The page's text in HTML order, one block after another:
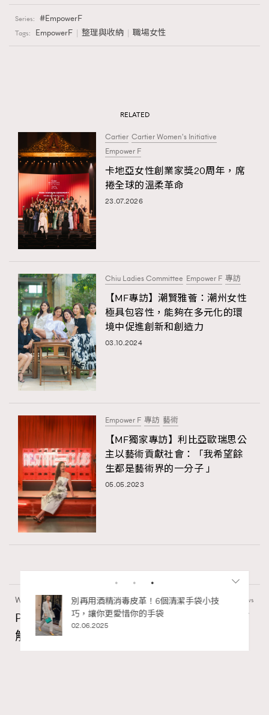
Series: EmpowerF
Tags: EmpowerF 整理與收納 職場女性
RELATED
Cartier Cartier Women's Initiative
Empower F
卡地亞女性創業家獎20周年，席
捲全球的溫柔革命
23.07.2026
Chiu Ladies Committee Empower F 專訪
【MF專訪】潮賢雅薈：潮州女性
極具包容性，能夠在多元化的環
境中促進創新和創造力
03.10.2024
Empower F 專訪 藝術
【MF獨家專訪】利比亞歐瑞思公
主以藝術貢獻社會：「我希望餘
生都是藝術界的一分子 」
05.05.2023
Wellness 22.06k views
PDRN功效是什麼？常用於麗珠蘭水光針？了
解PDRN成分及精華推薦
的顯
別再用酒精消毒皮革！6個清潔手袋小技
巧，讓你更愛惜你的手袋
02.06.2025